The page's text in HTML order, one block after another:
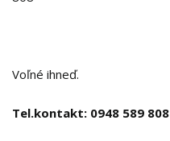
Voľné ihneď.
Tel.kontakt: 0948 589 808